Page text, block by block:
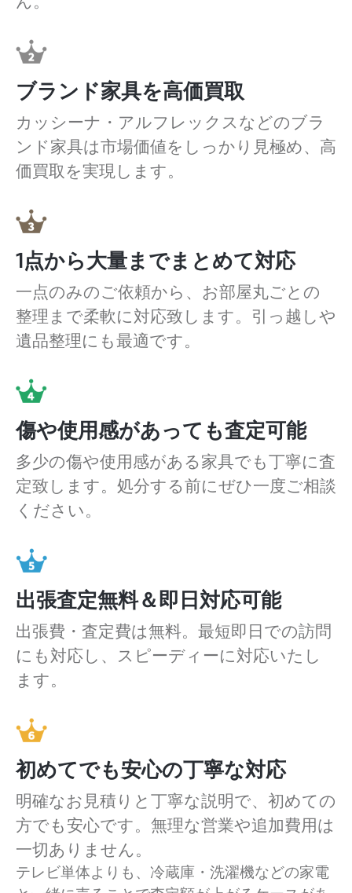
ブランド家具を高価買取
カッシーナ・アルフレックスなどのブラ
ンド家具は市場価値をしっかり見極め、高
価買取を実現します。
1点から大量までまとめて対応
一点のみのご依頼から、お部屋丸ごとの
整理まで柔軟に対応致します。引っ越しや
遺品整理にも最適です。
傷や使用感があっても査定可能
多少の傷や使用感がある家具でも丁寧に査
定致します。処分する前にぜひ一度ご相談
ください。
出張査定無料＆即日対応可能
出張費・査定費は無料。最短即日での訪問
にも対応し、スピーディーに対応いたし
ます。
初めてでも安心の丁寧な対応
明確なお見積りと丁寧な説明で、初めての
方でも安心です。無理な営業や追加費用は
一切ありません。
テレビ単体よりも、冷蔵庫・洗濯機などの家電